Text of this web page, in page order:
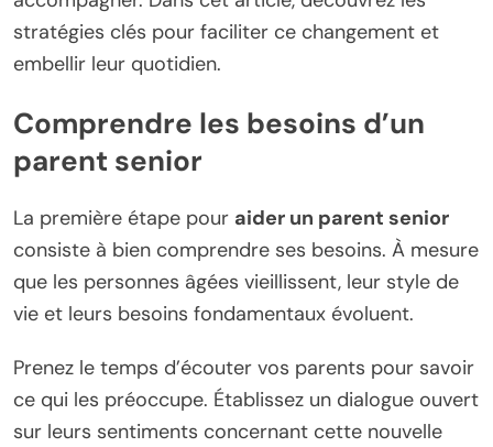
stratégies clés pour faciliter ce changement et
embellir leur quotidien.
Comprendre les besoins d’un
parent senior
La première étape pour aider un parent senior
consiste à bien comprendre ses besoins. À mesure
que les personnes âgées vieillissent, leur style de
vie et leurs besoins fondamentaux évoluent.
Prenez le temps d’écouter vos parents pour savoir
ce qui les préoccupe. Établissez un dialogue ouvert
sur leurs sentiments concernant cette nouvelle